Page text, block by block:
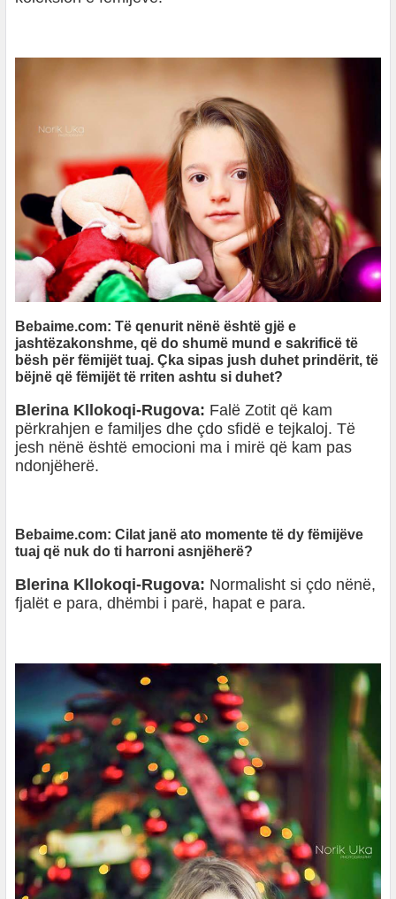
Bebaime.com: Të qenurit nënë është gjë e
jashtëzakonshme, që do shumë mund e sakrificë të
bësh për fëmijët tuaj. Çka sipas jush duhet prindërit, të
bëjnë që fëmijët të rriten ashtu si duhet?
Blerina Kllokoqi-Rugova: Falë Zotit që kam
përkrahjen e familjes dhe çdo sfidë e tejkaloj. Të
jesh nënë është emocioni ma i mirë që kam pas
ndonjëherë.
Bebaime.com: Cilat janë ato momente të dy fëmijëve
tuaj që nuk do ti harroni asnjëherë?
Blerina Kllokoqi-Rugova: Normalisht si çdo nënë,
fjalët e para, dhëmbi i parë, hapat e para.